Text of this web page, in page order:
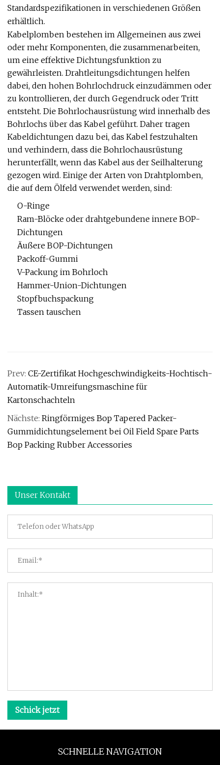
Standardspezifikationen in verschiedenen Größen
erhältlich.
Kabelplomben bestehen im Allgemeinen aus zwei
oder mehr Komponenten, die zusammenarbeiten,
um eine effektive Dichtungsfunktion zu
gewährleisten. Drahtleitungsdichtungen helfen
dabei, den hohen Bohrlochdruck einzudämmen oder
zu kontrollieren, der durch Gegendruck oder Tritt
entsteht. Die Bohrlochausrüstung wird innerhalb des
Bohrlochs über das Kabel geführt. Daher tragen
Kabeldichtungen dazu bei, das Kabel festzuhalten
und verhindern, dass die Bohrlochausrüstung
herunterfällt, wenn das Kabel aus der Seilhalterung
gezogen wird. Einige der Arten von Drahtplomben,
die auf dem Ölfeld verwendet werden, sind:
O-Ringe
Ram-Blöcke oder drahtgebundene innere BOP-
Dichtungen
Äußere BOP-Dichtungen
Packoff-Gummi
V-Packung im Bohrloch
Hammer-Union-Dichtungen
Stopfbuchspackung
Tassen tauschen
Prev: CE-Zertifikat Hochgeschwindigkeits-Hochtisch-
Automatik-Umreifungsmaschine für
Kartonschachteln
Nächste: Ringförmiges Bop Tapered Packer-
Gummidichtungselement bei Oil Field Spare Parts
Bop Packing Rubber Accessories
Unser Kontakt
Schick jetzt
SCHNELLE NAVIGATION